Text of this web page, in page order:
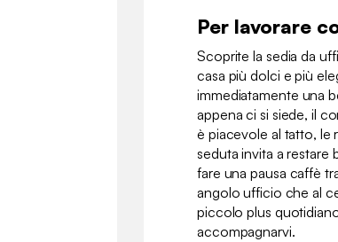
Per lavorare
Scoprite la sedia da
casa più dolci e più
immediatamente una
appena ci si siede, il
è piacevole al tatto, le
seduta invita a restare
fare una pausa caffè
angolo ufficio che al
piccolo plus
accompagnarvi.